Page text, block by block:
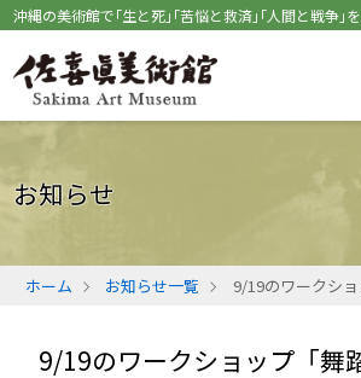
沖縄の美術館で｢生と死｣｢苦悩と救済｣｢人間と戦争｣
お知らせ
ホーム お知らせ一覧 9/19のワークシ
9/19のワークショップ「舞